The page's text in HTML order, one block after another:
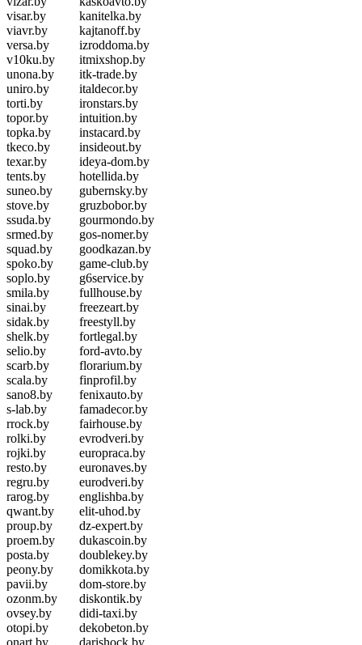
visar.by
viavr.by
versa.by
v10ku.by
unona.by
uniro.by
torti.by
topor.by
topka.by
tkeco.by
texar.by
tents.by
suneo.by
stove.by
ssuda.by
srmed.by
squad.by
spoko.by
soplo.by
smila.by
sinai.by
sidak.by
shelk.by
selio.by
scarb.by
scala.by
sano8.by
s-lab.by
rrock.by
rolki.by
rojki.by
resto.by
regru.by
rarog.by
qwant.by
proup.by
proem.by
posta.by
peony.by
pavii.by
ozonm.by
ovsey.by
otopi.by
onart.by
kanitelka.by
kajtanoff.by
izroddoma.by
itmixshop.by
itk-trade.by
italdecor.by
ironstars.by
intuition.by
instacard.by
insideout.by
ideya-dom.by
hotellida.by
gubernsky.by
gruzbobor.by
gourmondo.by
gos-nomer.by
goodkazan.by
game-club.by
g6service.by
fullhouse.by
freezeart.by
freestyll.by
fortlegal.by
ford-avto.by
florarium.by
finprofil.by
fenixauto.by
famadecor.by
fairhouse.by
evrodveri.by
europraca.by
euronaves.by
eurodveri.by
englishba.by
elit-uhod.by
dz-expert.by
dukascoin.by
doublekey.by
domikkota.by
dom-store.by
diskontik.by
didi-taxi.by
dekobeton.by
darishock.by